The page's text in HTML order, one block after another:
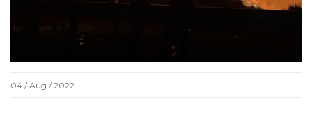
04 / Aug / 2022